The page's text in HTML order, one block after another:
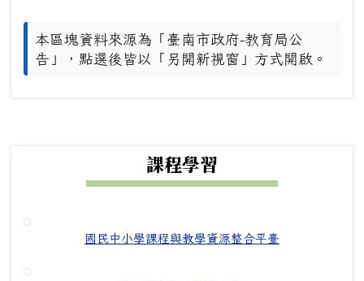
本區塊資料來源為「臺南市政府-教育局公
告」，點選後皆以「另開新視窗」方式開啟。
課程學習
國民中小學課程與教學資源整合平臺